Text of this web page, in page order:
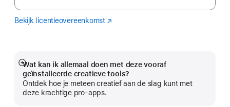
Bekijk licentieovereenkomstLogic
(Wordt
geopend)
Wat kan ik allemaal doen met deze vooraf
geïnstalleerde creatieve tools?
Ontdek hoe je meteen creatief aan de slag kunt met
deze krachtige pro-apps.
Meer